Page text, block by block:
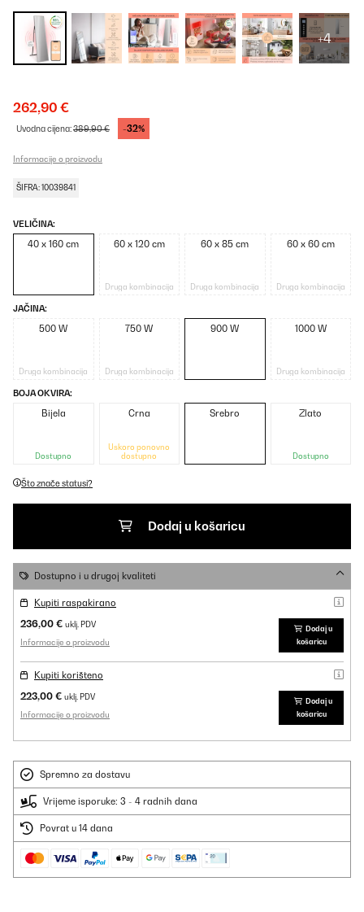
+4
262,90 €
Uvodna cijena:389,90 € -32%
Informacije o proizvodu
ŠIFRA: 10039841
VELIČINA:
40 x 160 cm 60 x 120 cm
Druga kombinacija
60 x 85 cm
Druga kombinacija
60 x 60 cm
Druga kombinacija
JAČINA:
500 W
Druga kombinacija
750 W
Druga kombinacija
900 W 1000 W
Druga kombinacija
BOJA OKVIRA:
Bijela
Dostupno
Crna
Uskoro ponovno
dostupno
Srebro Zlato
Dostupno
Što znače statusi?
Dodaj u košaricu
Dostupno i u drugoj kvaliteti
Kupiti raspakirano
236,00 € uklj. PDV
Informacije o proizvodu
Dodaj u
košaricu
Kupiti korišteno
223,00 € uklj. PDV
Informacije o proizvodu
Dodaj u
košaricu
Spremno za dostavu
Vrijeme isporuke: 3 - 4 radnih dana
Povrat u 14 dana